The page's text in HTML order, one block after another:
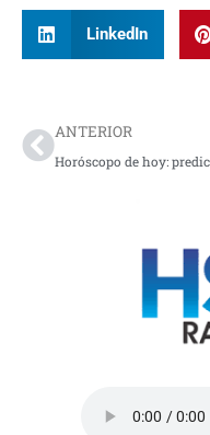
LinkedIn
ANTERIOR